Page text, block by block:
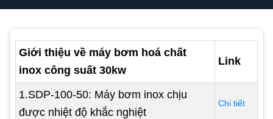
Giới thiệu về máy bơm hoá chất
inox công suất 30kw
Link
1.SDP-100-50: Máy bơm inox chịu
được nhiệt độ khắc nghiệt
Chi tiết